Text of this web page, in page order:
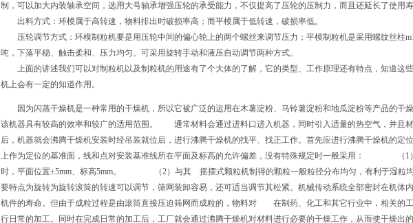
制，可以加大内装轴承空间，选用大号轴承增强压轮的承受能力，不仅提高了压轮的压制力，而且还延长了使用寿
出料方式：环模属于高转速，物料排出时破损率高；而平模属于低转速，破损率低。
压轮调节方式：环模制粒机要是用压轮中间的偏心轮上的两个螺丝来调节压力；平模制粒机是采用螺纹丝柱
吨，下落平稳、触击柔和、压力均匀。可采用旋转手动和液压自动调节两种方式。
上面的讲述我们可以对制粒机以及制粒机的用途有了个大体的了解，它的类型、工作原理还有特点，知道这
机上会有一定的知道作用。
因为闪蒸干燥机是一种常用的干燥机，所以它被广泛的运用在木薯淀粉、马铃薯淀粉和地瓜淀粉等产品的干燥
该机器具有较高的效率和较广的适用范围。 通常材料会通过进料口进入机器，同时引入适量的热空气，并且
后，机器就会沸腾干燥机安装时经吊装就位后，进行沸腾干燥机的找平、找正工作。首先应进行沸腾干燥
上作为定位的基准面，线和点对安装基准线所在平面及标高的允许偏差，没有特殊规定时一般采用： （1
时，平面位置±5mm、标高5mm。 （2）与其 摇摆式颗粒机制得的颗粒一般粒径分布均匀，有利于湿粒均
要特点为旋转为旋转滚筒的转速可以调节，筛网装卸容易，还可适当调节其松紧。机械传动系统全部密封在机体
机件的寿命。但由于成粒过程是由滚筒直接压迫筛网而成粒的，物料对 在制药、化工和其它行业中，相关的
行日常的加工。同时在完成日常的加工后，工厂就会通过沸腾干燥机对材料进行必要的干燥工作，从而使干燥出